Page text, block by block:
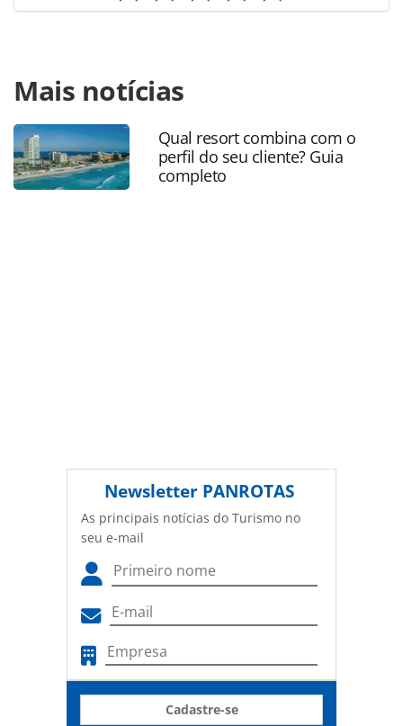
https://www.panrotas.com.br/hotelaria/inauguracoes/
inaugura-primeiro-moxy-em-miami_179807.html ou as
ferramentas oferecidas na página. Todo o conteúdo
produzido pela PANROTAS Editora é protegido pela
legislação brasileira sobre direito autoral. Não reproduza o
conteúdo sem autorização da PANROTAS Editora
Mais notícias
Qual resort combina com o
perfil do seu cliente? Guia
completo
Newsletter PANROTAS
As principais notícias do Turismo no
seu e-mail
Cadastre-se